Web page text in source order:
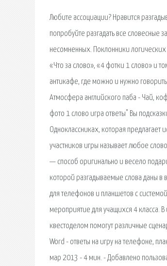
Любите ассоциации? Нравится
попробуйте разгадать все словесные
несомненных. Поклонники
«Что за слово», «4 фотки 1 слово» и
антикафе, где можно и нужно
Атмосфера английского паба - Чай,
фото 1 слово игра ответы" Вы
Одноклассниках, которая предлагает
участников игры называет любое
— способ оригинально и весело
которой разгадываемые слова даны
для телефонов и планшетов с
мероприятие для учащихся 4 класса.
квестоделом помогут различные
Word - ответы на игру на телефоне,
мар 2013 - 4 мин. - Добавлено